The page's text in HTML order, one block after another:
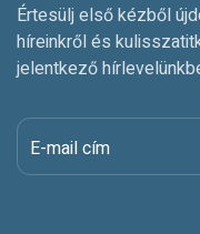
Értesülj első kézből
híreinkről és
jelentkező
E-mail cím